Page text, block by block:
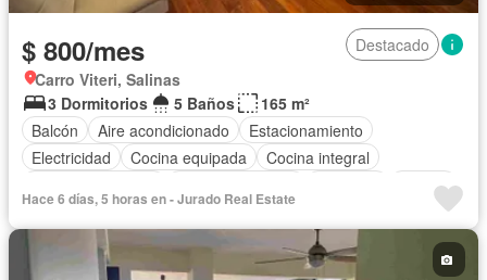
$ 800/mes
Destacado
Carro Viteri, Salinas
3 Dormitorios
5 Baños
165 m²
Balcón
Aire acondicionado
Estacionamiento
Electricidad
Cocina equipada
Cocina integral
Piscina
Wifi
Seguridad Completamente amoblado
Hace 6 días, 5 horas en - Jurado Real Estate